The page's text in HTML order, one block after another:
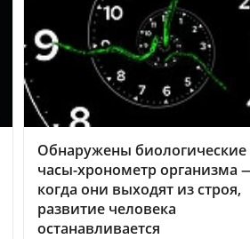
Обнаружены биологические
часы-хронометр организма
когда они выходят из строя,
развитие человека
останавливается